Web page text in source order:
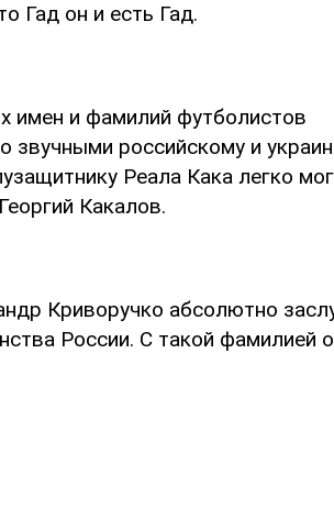
Гад он и есть Гад.
имен и фамилий футболистов
звучными российскому и
Реала Кака легко
Какалов.
Криворучко абсолютно
России. С такой фамилией